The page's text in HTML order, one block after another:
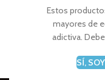
Estos
mayores de
adictiva.
SÍ,
Todo